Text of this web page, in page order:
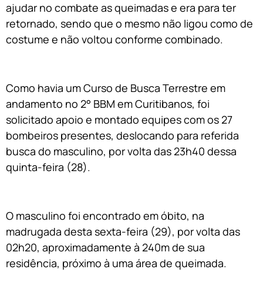
ajudar no combate as queimadas e era para ter
retornado, sendo que o mesmo não ligou como de
costume e não voltou conforme combinado.
Como havia um Curso de Busca Terrestre em
andamento no 2° BBM em Curitibanos, foi
solicitado apoio e montado equipes com os 27
bombeiros presentes, deslocando para referida
busca do masculino, por volta das 23h40 dessa
quinta-feira (28).
O masculino foi encontrado em óbito, na
madrugada desta sexta-feira (29), por volta das
02h20, aproximadamente à 240m de sua
residência, próximo à uma área de queimada.